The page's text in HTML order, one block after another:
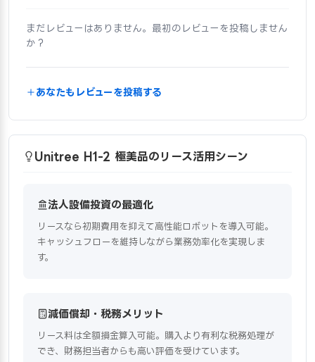
まだレビューはありません。最初のレビューを投稿しません
か？
あなたもレビューを投稿する
Unitree H1-2 極美品のリース活用シーン
法人設備投資の最適化
リースなら初期費用を抑えて高性能ロボットを導入可能。
キャッシュフローを維持しながら業務効率化を実現しま
す。
減価償却・税務メリット
リース料は全額損金算入可能。購入より有利な税務処理が
でき、財務担当者からも高い評価を受けています。